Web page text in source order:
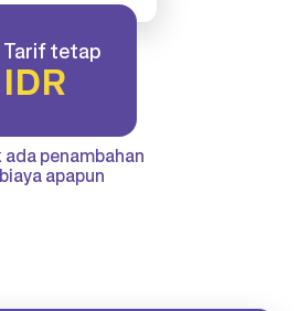
Tarif tetap
IDR
penambahan
biaya apapun